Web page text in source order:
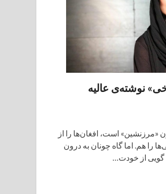
نوشته‌ی عالیه
است، افغان‌ها را از
را هم. اما گاه چونان به درون
گویی از خودت…